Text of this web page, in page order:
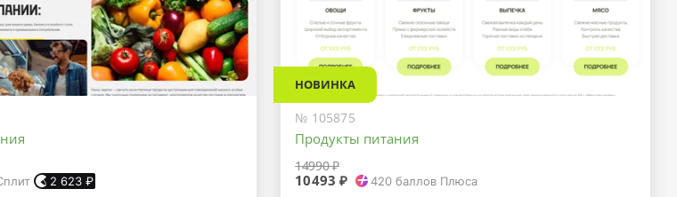
2 623₽
НОВИНКА
№ 105875
Продукты питания
14990 ₽
10493 ₽ 420баллов Плюса